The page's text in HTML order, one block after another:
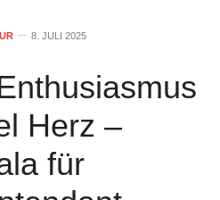
8. JULI 2025
Herz –
für